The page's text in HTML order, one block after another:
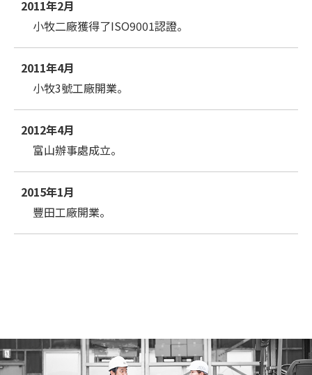
2011年2月
小牧二廠獲得了ISO9001認證。
2011年4月
小牧3號工廠開業。
2012年4月
富山辦事處成立。
2015年1月
豐田工廠開業。